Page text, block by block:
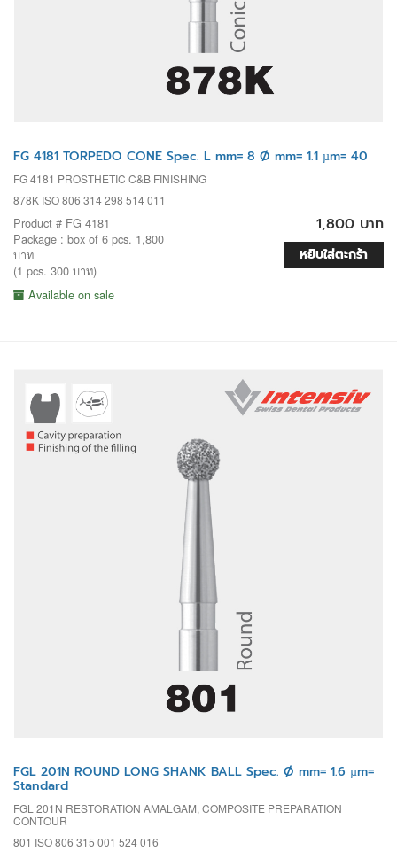
FG 4181 TORPEDO CONE Spec. L mm= 8 Ø mm= 1.1 µm= 40
FG 4181 PROSTHETIC C&B FINISHING
878K ISO 806 314 298 514 011
Product # FG 4181
Package : box of 6 pcs. 1,800
บาท
(1 pcs. 300 บาท)
Available on sale
1,800 บาท
หยิบใส่ตะกร้า
FGL 201N ROUND LONG SHANK BALL Spec. Ø mm= 1.6 µm=
Standard
FGL 201N RESTORATION AMALGAM, COMPOSITE PREPARATION
CONTOUR
801 ISO 806 315 001 524 016